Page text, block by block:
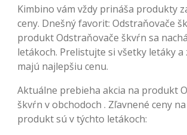
Kimbino vám vždy prináša produkty
ceny. Dnešný favorit: Odstraňovače
produkt Odstraňovače škvŕn sa
letákoch. Prelistujte si všetky letáky a
majú najlepšiu cenu.
Aktuálne prebieha akcia na produkt
škvŕn v obchodoch . Zľavnené ceny
produkt sú v týchto letákoch: